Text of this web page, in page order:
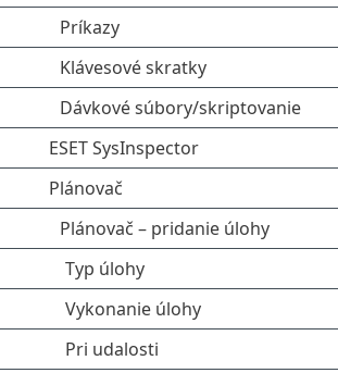
Príkazy
Klávesové skratky
Dávkové súbory/skriptovanie
ESET SysInspector
Plánovač
Plánovač – pridanie úlohy
Typ úlohy
Vykonanie úlohy
Pri udalosti